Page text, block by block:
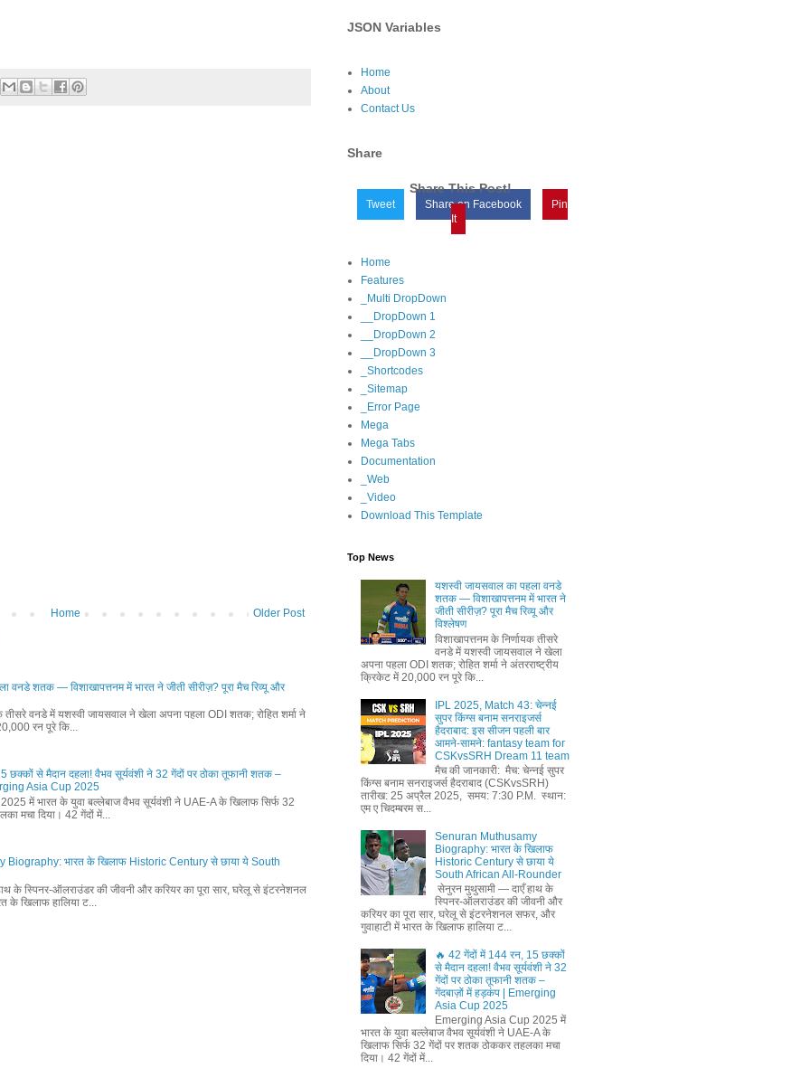
Older Post
Home
वनडे शतक — विशाखापत्तनम में भारत ने जीती सीरीज़? पूरा मैच रिव्यू और
तीसरे वनडे में यशस्वी जायसवाल ने खेला अपना पहला ODI शतक; रोहित शर्मा ने
रन पूरे कि...
छक्कों से मैदान दहला! वैभव सूर्यवंशी ने 32 गेंदों पर ठोका तूफानी शतक –
Asia Cup 2025
में भारत के युवा बल्लेबाज वैभव सूर्यवंशी ने UAE-A के खिलाफ सिर्फ 32
मचा दिया। 42 गेंदों में...
Biography: भारत के खिलाफ Historic Century से छाया ये South
के स्पिनर-ऑलराउंडर की जीवनी और करियर का पूरा सार, घरेलू से इंटरनेशनल
के खिलाफ हालिया ट...
JSON Variables
Home
About
Contact Us
Share
Share This Post!
Tweet Share on Facebook
Pin
It
Home
Features
_Multi DropDown
__DropDown 1
__DropDown 2
__DropDown 3
_Shortcodes
_Sitemap
_Error Page
Mega
Mega Tabs
Documentation
_Web
_Video
Download This Template
Top News
यशस्वी जायसवाल का पहला वनडे
शतक — विशाखापत्तनम में भारत ने
जीती सीरीज़? पूरा मैच रिव्यू और
विश्लेषण
विशाखापत्तनम के निर्णायक तीसरे
वनडे में यशस्वी जायसवाल ने खेला
अपना पहला ODI शतक; रोहित शर्मा ने अंतरराष्ट्रीय
क्रिकेट में 20,000 रन पूरे कि...
IPL 2025, Match 43: चेन्नई
सुपर किंग्स बनाम सनराइजर्स
हैदराबाद: इस सीजन पहली बार
आमने-सामने: fantasy team for
CSKvsSRH Dream 11 team
मैच की जानकारी: मैच: चेन्नई सुपर
किंग्स बनाम सनराइजर्स हैदराबाद (CSKvsSRH)
तारीख: 25 अप्रैल 2025, समय: 7:30 P.M. स्थान:
एम ए चिदम्बरम स...
Senuran Muthusamy
Biography: भारत के खिलाफ
Historic Century से छाया ये
South African All-Rounder
सेनुरन मुथुसामी — दाएँ हाथ के
स्पिनर-ऑलराउंडर की जीवनी और
करियर का पूरा सार, घरेलू से इंटरनेशनल सफर, और
गुवाहाटी में भारत के खिलाफ हालिया ट...
🔥 42 गेंदों में 144 रन, 15 छक्कों
से मैदान दहला! वैभव सूर्यवंशी ने 32
गेंदों पर ठोका तूफानी शतक –
गेंदबाज़ों में हड़कंप | Emerging
Asia Cup 2025
Emerging Asia Cup 2025 में
भारत के युवा बल्लेबाज वैभव सूर्यवंशी ने UAE-A के
खिलाफ सिर्फ 32 गेंदों पर शतक ठोककर तहलका मचा
दिया। 42 गेंदों में...